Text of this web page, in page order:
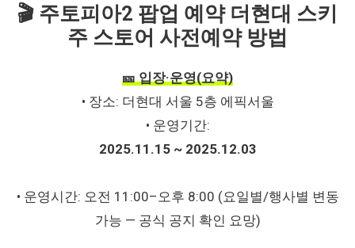
🎬 주토피아2 팝업 예약 더현대 스키
주 스토어 사전예약 방법
🎫 입장·운영(요약)
• 장소: 더현대 서울 5층 에픽서울
• 운영기간:
2025.11.15 ~ 2025.12.03
• 운영시간: 오전 11:00–오후 8:00 (요일별/행사별 변동
가능 — 공식 공지 확인 요망)